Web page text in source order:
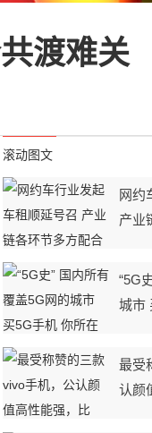
渡难关
滚动图文
网约
产业
“5G
城市
最受
认颜